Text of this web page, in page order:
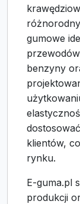
gumowe
benzyny
klientów,
rynku.
E-guma.pl
produkcji